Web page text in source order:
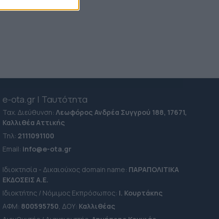
e-ota.gr | Ταυτότητα
Ταχ. Διεύθυνση:Λεωφόρος Ανδρέα Συγγρού 188, 17671,
Καλλιθέα Αττικής
Τηλ: 2111091100
Εmail: info@e-ota.gr
Ιδιοκτησία - Δικαιούχος domain name: ΠΑΡΑΠΟΛΙΤΙΚΑ
ΕΚΔΟΣΕΙΣ A.E.
Ιδιοκτήτης / Νόμιμος Εκπρόσωπος: Ι. Κουρτάκης
ΑΦΜ: 800595750, ΔΟΥ: Καλλιθέας